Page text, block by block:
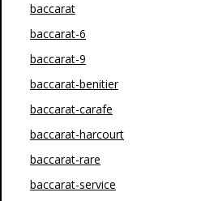
baccarat
baccarat-6
baccarat-9
baccarat-benitier
baccarat-carafe
baccarat-harcourt
baccarat-rare
baccarat-service